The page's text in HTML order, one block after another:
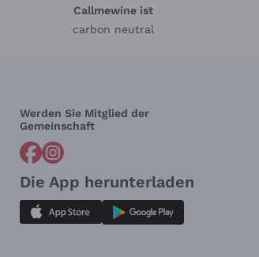
Callmewine ist
carbon neutral
Werden Sie Mitglied der
Gemeinschaft
Die App herunterladen